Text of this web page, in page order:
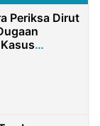
Periksa Dirut
Rp2,58